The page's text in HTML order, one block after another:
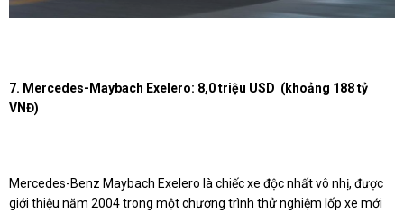
7. Mercedes-Maybach Exelero: 8,0 triệu USD (khoảng 188 tỷ
VNĐ)
Mercedes-Benz Maybach Exelero là chiếc xe độc nhất vô nhị, được
giới thiệu năm 2004 trong một chương trình thử nghiệm lốp xe mới